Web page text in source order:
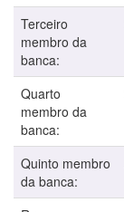
Terceiro
membro da
banca:
Quarto
membro da
banca:
Quinto membro
da banca: